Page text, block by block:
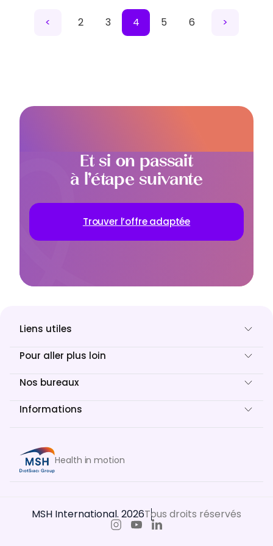
< 2 3 4 5 6 >
Et si on passait
à l’étape suivante
Trouver l’offre adaptée
Health in motion
Liens utiles
Pour aller plus loin
Nos bureaux
Informations
MSH International. 2026Tous droits réservés